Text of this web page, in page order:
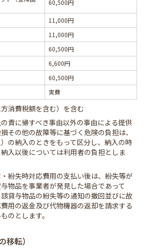
60,500円
11,000円
11,000円
60,500円
6,600円
60,500円
実費
消費税額を含む）を含む
責に帰すべき事由以外の事由による提供
その他の故障等に基づく危険の負担は、
の納入のときをもって区分し、納入の時
入以後については利用者の負担としま
紛失時対応費用の支払い後は、紛失等が
物品を事業者が発見した場合であって
貸与物品の紛失等の通知の撤回並びに故
用の返金及び代物機器の返却を請求する
のとします。
移転）